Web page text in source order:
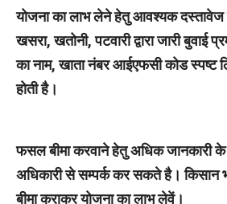
योजना का लाभ लेने हेतु आवश्यक दस्तावेज
खसरा, खतोनी, पटवारी द्वारा जारी
का नाम, खाता नंबर आईएफसी कोड
होती है।
फसल बीमा करवाने हेतु अधिक जानकारी के
अधिकारी से सम्पर्क कर सकते है। किसान
बीमा कराकर योजना का लाभ लेवें।